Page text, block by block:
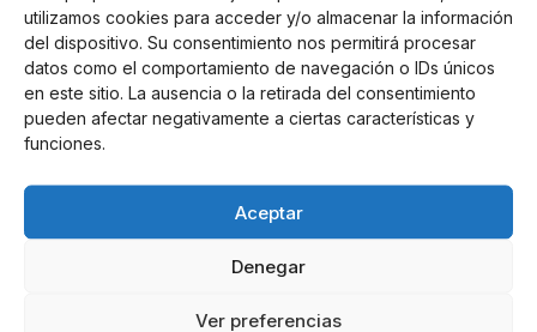
utilizamos cookies para acceder y/o almacenar la información
del dispositivo. Su consentimiento nos permitirá procesar
datos como el comportamiento de navegación o IDs únicos
en este sitio. La ausencia o la retirada del consentimiento
pueden afectar negativamente a ciertas características y
funciones.
Aceptar
Denegar
Ver preferencias
Perro Páramo
RBD se reúne en la boda de Maite Perroni,
En minutos el clip de apenas unos segundos se ha
Noticias relacionadas